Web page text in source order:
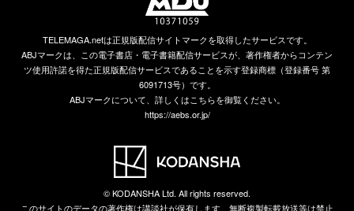
TELEMAGA.netは正規版配信サイトマークを取得したサービスです。
ABJマークは、この電子書店・電子書籍配信サービスが、著作権者からコンテン
ツ使用許諾を得た正規版配信サービスであることを示す登録商標（登録番号 第
6091713号）です。
ABJマークについて、詳しくはこちらを御覧ください。
https://aebs.or.jp/
© KODANSHA Ltd. All rights reserved.
このサイトのデータの著作権は講談社が保有します。無断複製転載放送等は禁止